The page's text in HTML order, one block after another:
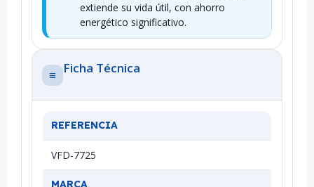
extiende su vida útil, con ahorro
energético significativo.
≡ Ficha Técnica
REFERENCIA
VFD-7725
MARCA